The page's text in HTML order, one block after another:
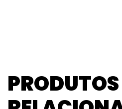
PRODUTOS